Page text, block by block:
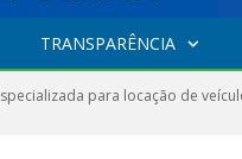
TRANSPARÊNCIA
para locação de